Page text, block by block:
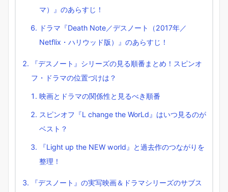
マ）』のあらすじ！
ドラマ『Death Note／デスノート（2017年／
Netflix・ハリウッド版）』のあらすじ！
『デスノート』シリーズの見る順番まとめ！スピンオ
フ・ドラマの位置づけは？
映画とドラマの関係性と見るべき順番
スピンオフ『L change the WorLd』はいつ見るのが
ベスト？
『Light up the NEW world』と過去作のつながりを
整理！
『デスノート』の実写映画＆ドラマシリーズのサブス